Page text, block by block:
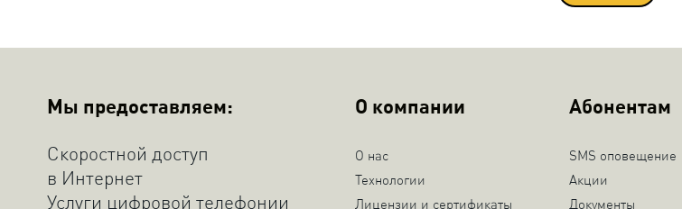
Мы предоставляем:
Скоростной доступ
в Интернет
Услуги цифровой телефонии
О компании
О нас
Технологии
Лицензии и сертификаты
Абонентам
SMS оповещение
Акции
Документы